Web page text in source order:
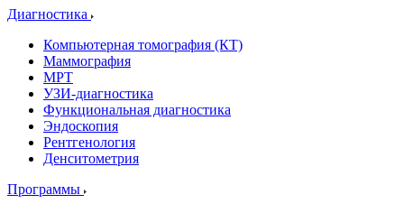
Диагностика
Компьютерная томография (КТ)
Маммография
МРТ
УЗИ-диагностика
Функциональная диагностика
Эндоскопия
Рентгенология
Денситометрия
Программы